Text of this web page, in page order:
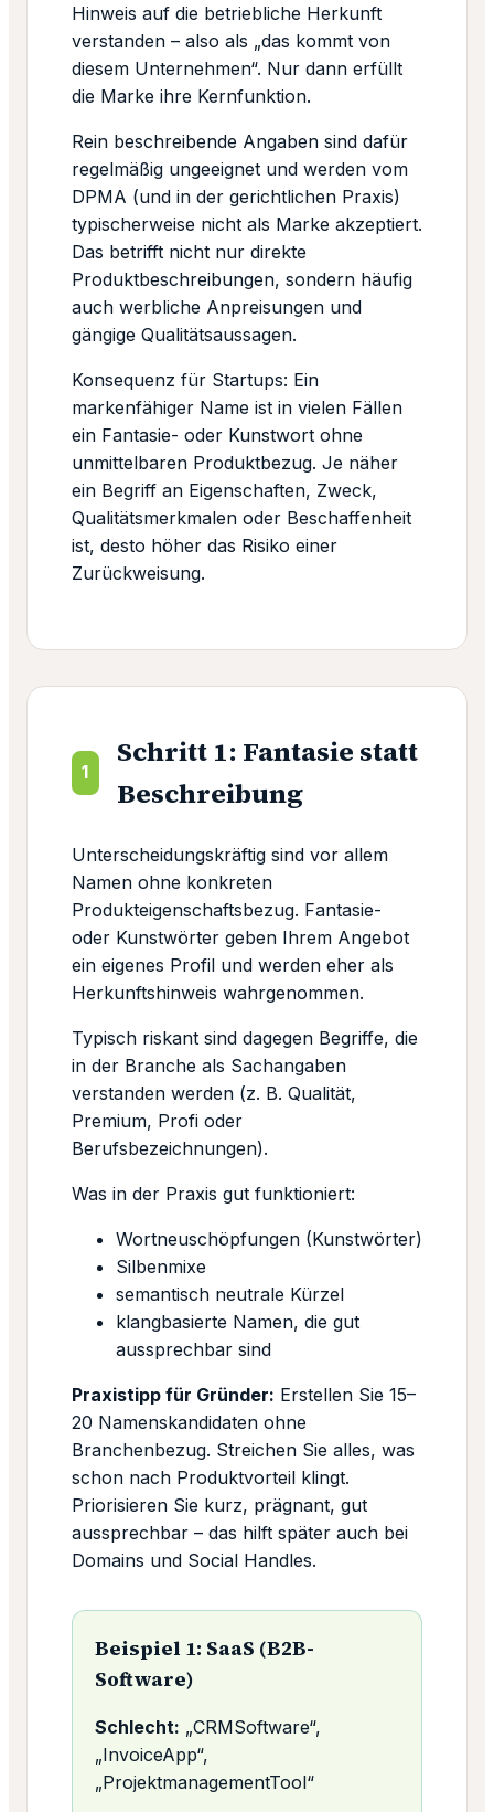
Hinweis auf die betriebliche Herkunft
verstanden – also als „das kommt von
diesem Unternehmen“. Nur dann erfüllt
die Marke ihre Kernfunktion.
Rein beschreibende Angaben sind dafür
regelmäßig ungeeignet und werden vom
DPMA (und in der gerichtlichen Praxis)
typischerweise nicht als Marke akzeptiert.
Das betrifft nicht nur direkte
Produktbeschreibungen, sondern häufig
auch werbliche Anpreisungen und
gängige Qualitätsaussagen.
Konsequenz für Startups: Ein
markenfähiger Name ist in vielen Fällen
ein Fantasie- oder Kunstwort ohne
unmittelbaren Produktbezug. Je näher
ein Begriff an Eigenschaften, Zweck,
Qualitätsmerkmalen oder Beschaffenheit
ist, desto höher das Risiko einer
Zurückweisung.
1
Schritt 1: Fantasie statt
Beschreibung
Unterscheidungskräftig sind vor allem
Namen ohne konkreten
Produkteigenschaftsbezug. Fantasie-
oder Kunstwörter geben Ihrem Angebot
ein eigenes Profil und werden eher als
Herkunftshinweis wahrgenommen.
Typisch riskant sind dagegen Begriffe, die
in der Branche als Sachangaben
verstanden werden (z. B. Qualität,
Premium, Profi oder
Berufsbezeichnungen).
Was in der Praxis gut funktioniert:
Wortneuschöpfungen (Kunstwörter)
Silbenmixe
semantisch neutrale Kürzel
klangbasierte Namen, die gut
aussprechbar sind
Praxistipp für Gründer: Erstellen Sie 15–
20 Namenskandidaten ohne
Branchenbezug. Streichen Sie alles, was
schon nach Produktvorteil klingt.
Priorisieren Sie kurz, prägnant, gut
aussprechbar – das hilft später auch bei
Domains und Social Handles.
Beispiel 1: SaaS (B2B-
Software)
Schlecht: „CRMSoftware“,
„InvoiceApp“,
„ProjektmanagementTool“